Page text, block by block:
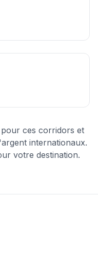
ces corridors et
internationaux.
votre destination.